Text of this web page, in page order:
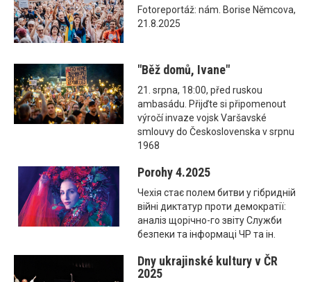
Fotoreportáž: nám. Borise Němcova,
21.8.2025
"Běž domů, Ivane"
21. srpna, 18:00, před ruskou
ambasádu. Přijďte si připomenout
výročí invaze vojsk Varšavské
smlouvy do Československa v srpnu
1968
Porohy 4.2025
Чехія стає полем битви у гібридній
війні диктатур проти демократії:
аналіз щорічно-го звіту Служби
безпеки та інформаці ЧР та ін.
Dny ukrajinské kultury v ČR
2025